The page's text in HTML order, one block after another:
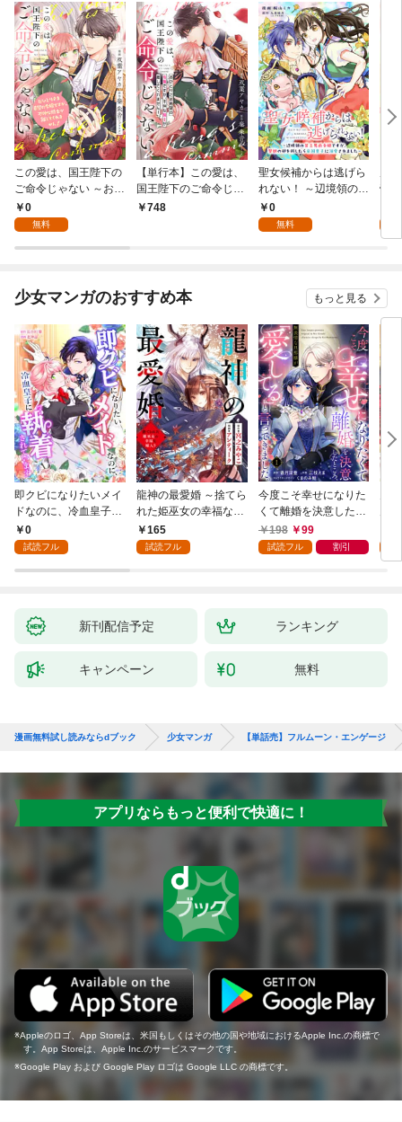
この愛は、国王陛下の
ご命令じゃない ～おひ
とりさま希望の令嬢で
すが、不仲な騎士が離
話
0
無料
【単行本】この愛は、
国王陛下のご命令じゃ
ない ～おひとりさま希
748
聖女候補からは逃げら
れない！ ～辺境領の貧
乏男爵令嬢ですが、聖
獣の卵を孵したら帝国
0
無料
帝
少女マンガのおすすめ本 もっと見る
即クビになりたいメイ
ドなのに、冷血皇子に
執着されています第1
話
0
試読フル
龍神の最愛婚 ～捨てら
れた姫巫女の幸福な嫁
入り～: 1
165
試読フル
今度こそ幸せになりた
くて離婚を決意したと
ころ、無表情な旦那様
が「愛してる」と言っ
198 99
試読フル 割引
新刊配信予定 ランキング
キャンペーン 無料
漫画無料試し読みならdブック 少女マンガ 【単話売】フルムーン・エンゲージ
アプリならもっと便利で快適に！
Appleのロゴ、App Storeは、米国もしくはその他の国や地域におけるApple Inc.の商標で
す。App Storeは、Apple Inc.のサービスマークです。
Google Play および Google Play ロゴは Google LLC の商標です。